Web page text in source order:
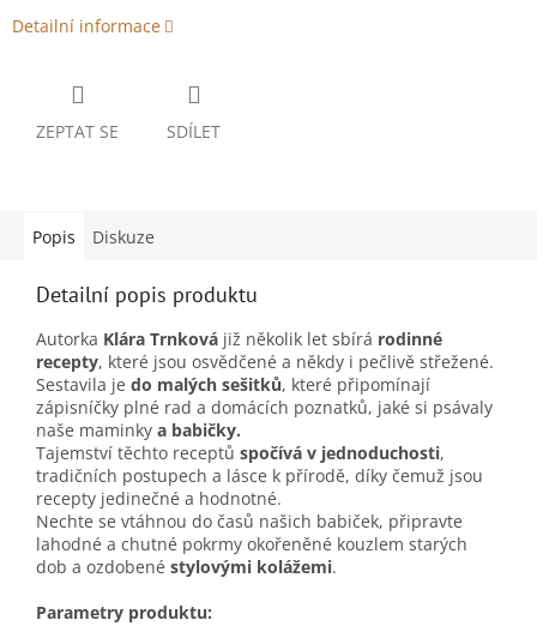
Detailní informace
ZEPTAT SE SDÍLET
Popis Diskuze
Detailní popis produktu
Autorka Klára Trnková již několik let sbírá rodinné
recepty, které jsou osvědčené a někdy i pečlivě střežené.
Sestavila je do malých sešitků, které připomínají
zápisníčky plné rad a domácích poznatků, jaké si psávaly
naše maminky a babičky.
Tajemství těchto receptů spočívá v jednoduchosti,
tradičních postupech a lásce k přírodě, díky čemuž jsou
recepty jedinečné a hodnotné.
Nechte se vtáhnou do časů našich babiček, připravte
lahodné a chutné pokrmy okořeněné kouzlem starých
dob a ozdobené stylovými kolážemi.
Parametry produktu: